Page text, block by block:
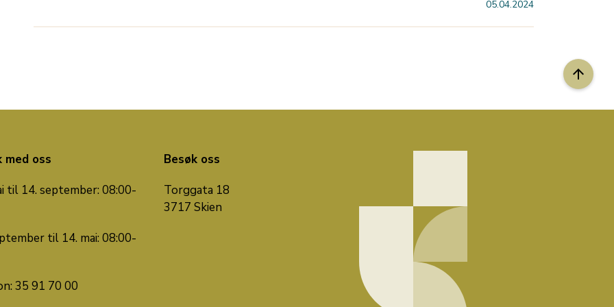
05.04.2024
arrow_upward
med oss
til 14. september: 08:00-
til 14. mai: 08:00-
35 91 70 00
Besøk oss
Torggata 18
3717 Skien